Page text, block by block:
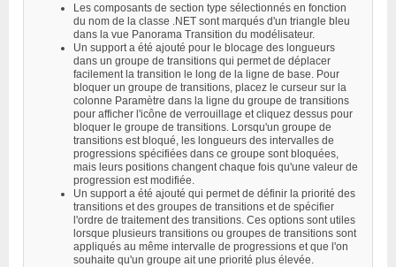
Les composants de section type sélectionnés en fonction
du nom de la classe .NET sont marqués d'un triangle bleu
dans la vue Panorama Transition du modélisateur.
Un support a été ajouté pour le blocage des longueurs
dans un groupe de transitions qui permet de déplacer
facilement la transition le long de la ligne de base. Pour
bloquer un groupe de transitions, placez le curseur sur la
colonne Paramètre dans la ligne du groupe de transitions
pour afficher l'icône de verrouillage et cliquez dessus pour
bloquer le groupe de transitions. Lorsqu'un groupe de
transitions est bloqué, les longueurs des intervalles de
progressions spécifiées dans ce groupe sont bloquées,
mais leurs positions changent chaque fois qu'une valeur de
progression est modifiée.
Un support a été ajouté qui permet de définir la priorité des
transitions et des groupes de transitions et de spécifier
l'ordre de traitement des transitions. Ces options sont utiles
lorsque plusieurs transitions ou groupes de transitions sont
appliqués au même intervalle de progressions et que l'on
souhaite qu'un groupe ait une priorité plus élevée.